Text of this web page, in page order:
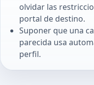
olvidar las
portal de destino.
Suponer que una
parecida usa
perfil.